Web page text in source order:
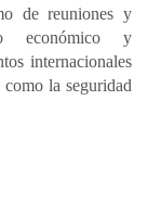
de reuniones y
económico y
internacionales
la seguridad